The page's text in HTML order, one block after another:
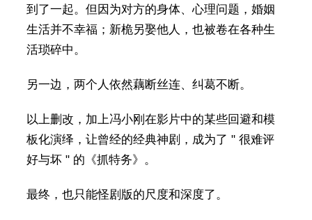
到了一起。但因为对方的身体、心理问题，婚姻
生活并不幸福；新桅另娶他人，也被卷在各种生
活琐碎中。
另一边，两个人依然藕断丝连、纠葛不断。
以上删改，加上冯小刚在影片中的某些回避和模
板化演绎，让曾经的经典神剧，成为了 " 很难评
好与坏 " 的《抓特务》。
最终，也只能怪剧版的尺度和深度了。